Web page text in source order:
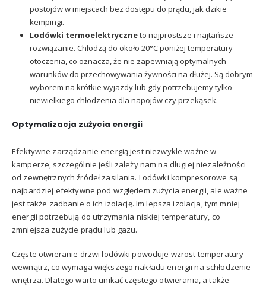
postojów w miejscach bez dostępu do prądu, jak dzikie
kempingi.
Lodówki termoelektryczneto najprostsze i najtańsze
rozwiązanie. Chłodzą do około 20°C poniżej temperatury
otoczenia, co oznacza, że nie zapewniają optymalnych
warunków do przechowywania żywności na dłużej. Są dobrym
wyborem na krótkie wyjazdy lub gdy potrzebujemy tylko
niewielkiego chłodzenia dla napojów czy przekąsek.
Optymalizacja zużycia energii
Efektywne zarządzanie energią jest niezwykle ważne w
kamperze, szczególnie jeśli zależy nam na długiej niezależności
od zewnętrznych źródeł zasilania. Lodówki kompresorowe są
najbardziej efektywne pod względem zużycia energii, ale ważne
jest także zadbanie o ich izolację. Im lepsza izolacja, tym mniej
energii potrzebują do utrzymania niskiej temperatury, co
zmniejsza zużycie prądu lub gazu.
Częste otwieranie drzwi lodówki powoduje wzrost temperatury
wewnątrz, co wymaga większego nakładu energii na schłodzenie
wnętrza. Dlatego warto unikać częstego otwierania, a także